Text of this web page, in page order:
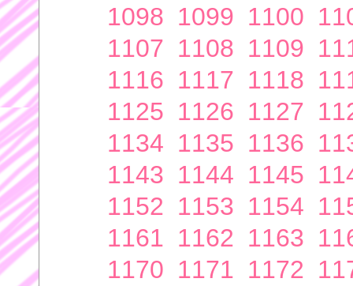
1098 1099 1100
1107 1108 1109
1116 1117 1118
1125 1126 1127
1134 1135 1136
1143 1144 1145
1152 1153 1154
1161 1162 1163
1170 1171 1172